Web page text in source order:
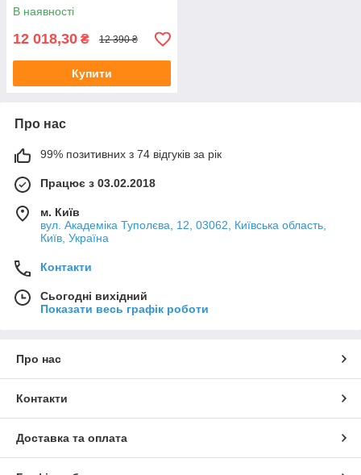
В наявності
12 018,30 ₴ 12 390 ₴
Купити
Про нас
99% позитивних з 74 відгуків за рік
Працює з 03.02.2018
м. Київ
вул. Академіка Туполєва, 12, 03062, Київська область,
Київ, Україна
Контакти
Сьогодні вихідний
Показати весь графік роботи
Про нас
Контакти
Доставка та оплата